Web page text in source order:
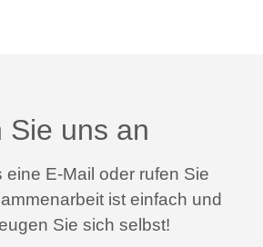
Sie uns an
eine E-Mail oder rufen Sie
ist einfach und
Sie sich selbst!